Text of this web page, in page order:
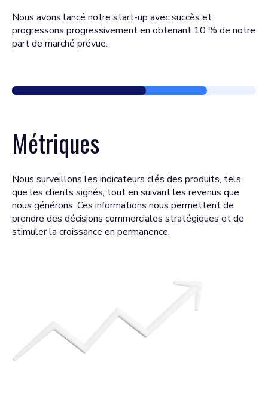
Nous avons lancé notre start-up avec succès et
progressons progressivement en obtenant 10 % de notre
part de marché prévue.
Métriques
Nous surveillons les indicateurs clés des produits, tels
que les clients signés, tout en suivant les revenus que
nous générons. Ces informations nous permettent de
prendre des décisions commerciales stratégiques et de
stimuler la croissance en permanence.